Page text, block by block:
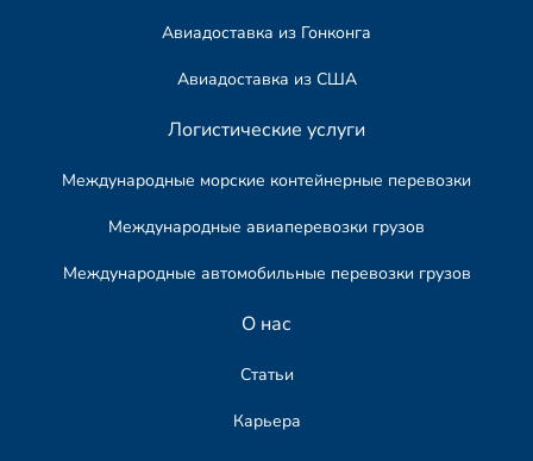
Авиадоставка из Гонконга
Авиадоставка из США
Логистические услуги
Международные морские контейнерные перевозки
Международные авиаперевозки грузов
Международные автомобильные перевозки грузов​
О нас
Статьи
Карьера